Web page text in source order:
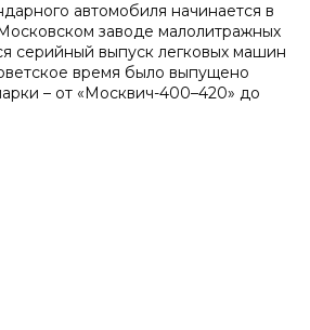
автомобиля начинается в
заводе малолитражных
серийный выпуск легковых машин
время было выпущено
­– от «Москвич-400–420» до